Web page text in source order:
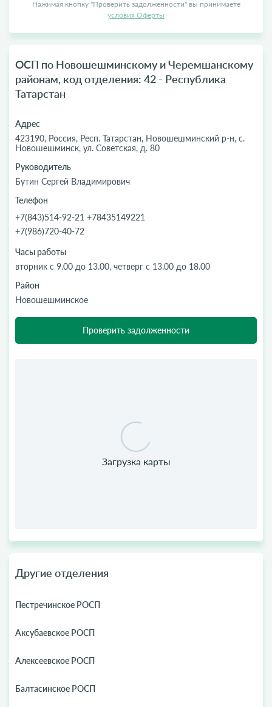
Нажимая кнопку "Проверить задолженности" вы принимаете
условия Оферты
ОСП по Новошешминскому и Черемшанскому
районам, код отделения: 42 - Республика
Татарстан
Адрес
423190, Россия, Респ. Татарстан, Новошешминский р-н, с.
Новошешминск, ул. Советская, д. 80
Руководитель
Бутин Сергей Владимирович
Телефон
+7(843)514-92-21 +78435149221
+7(986)720-40-72
Часы работы
вторник с 9.00 до 13.00, четверг с 13.00 до 18.00
Район
Новошешминское
Проверить задолженности
Другие отделения
Пестречинское РОСП
Аксубаевское РОСП
Алексеевское РОСП
Балтасинское РОСП